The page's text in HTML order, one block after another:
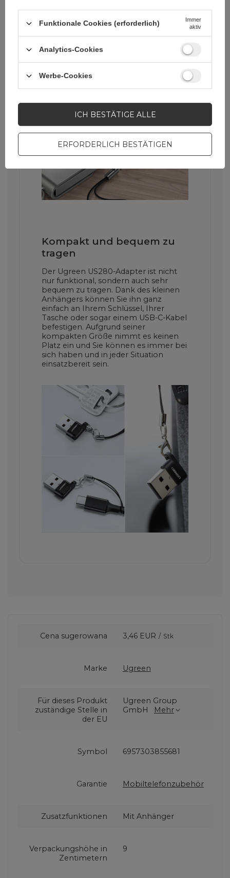
Sorgen um die Kompatibilität Ihrer
Geräte machen – der Ugreen US280-
Kompakt und bequem zu
tragen
Der Ugreen US280-Adapter ist nicht
nur funktional, sondern auch sehr
bequem zu tragen. Dank des kleinen
Anhängers können Sie ihn ganz
einfach an Ihrem Schlüssel, Ihrer
Tasche oder sogar einem USB-C-Kabel
befestigen. Aufgrund seiner
kompakten Größe nimmt es keinen
Platz ein und Sie können es immer bei
sich haben und in jeder Situation
einsatzbereit sein.
Cena sugerowana 3,46 EUR / Stk
Marke Ugreen
Für dieses Produkt
zuständige Stelle in
der EU
Ugreen Group
GmbH
Mehr
Symbol 6957303855681
Garantie Mobiltelefonzubehör
Zusatzfunktionen Mit Anhänger
Verpackungshöhe in
Zentimetern
9
Funktionale Cookies (erforderlich)
Immer
aktiv
Analytics-Cookies
Werbe-Cookies
ERFORDERLICH BESTÄTIGEN
ICH BESTÄTIGE ALLE